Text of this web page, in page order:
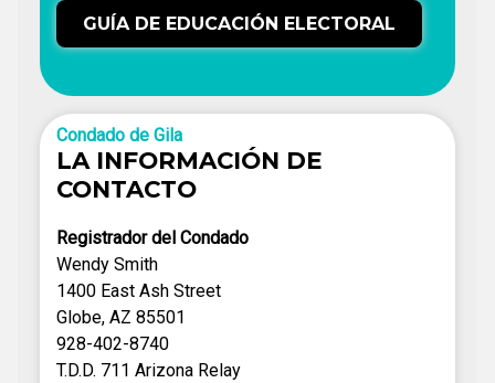
GUÍA DE EDUCACIÓN ELECTORAL
Condado de Gila
LA INFORMACIÓN DE
CONTACTO
Registrador del Condado
Wendy Smith
1400 East Ash Street
Globe, AZ 85501
928-402-8740
T.D.D. 711 Arizona Relay